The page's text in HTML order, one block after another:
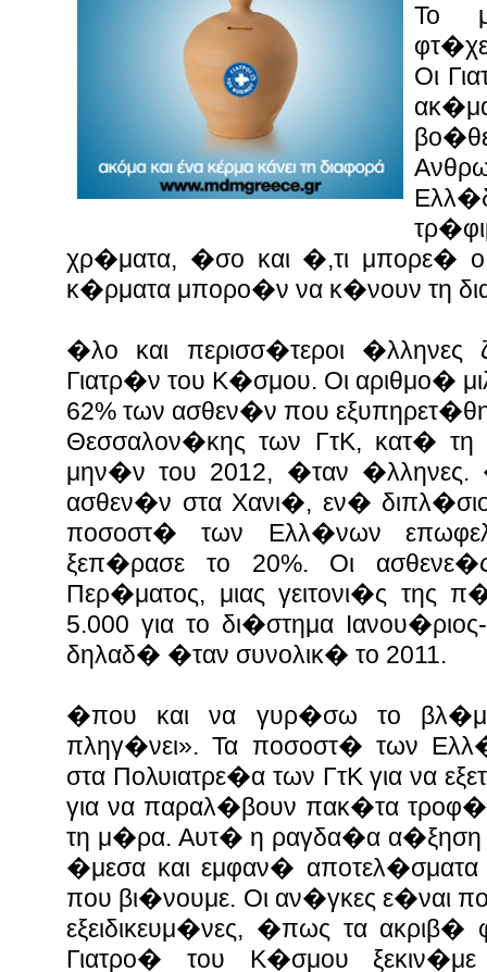
Το
Οι
χρ�ματα, �σο και �,τι μπορε�
κ�ρματα μπορο�ν να κ�νουν τη
�λο και περισσ�τεροι
Γιατρ�ν του Κ�σμου. Οι αριθμο�
62% των ασθεν�ν που
Θεσσαλον�κης των ΓτΚ, κατ�
μην�ν του 2012, �ταν �λληνες.
ασθεν�ν στα Χανι�, εν�
ποσοστ� των Ελλ�νων
ξεπ�ρασε το 20%. Οι
Περ�ματος, μιας γειτονι�ς της
5.000 για το δι�στημα
δηλαδ� �ταν συνολικ� το 2011.
�που και να γυρ�σω το
πληγ�νει». Τα ποσοστ� των
στα Πολυιατρε�α των ΓτΚ για να
για να παραλ�βουν πακ�τα
τη μ�ρα. Αυτ� η ραγδα�α
�μεσα και εμφαν� αποτελ�σματα
που βι�νουμε. Οι αν�γκες ε�ναι
εξειδικευμ�νες, �πως τα ακριβ�
Γιατρο� του Κ�σμου